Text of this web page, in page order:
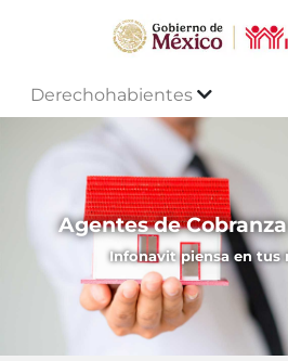
Derechohabientes
Agentes de
Infonavit piensa en tus